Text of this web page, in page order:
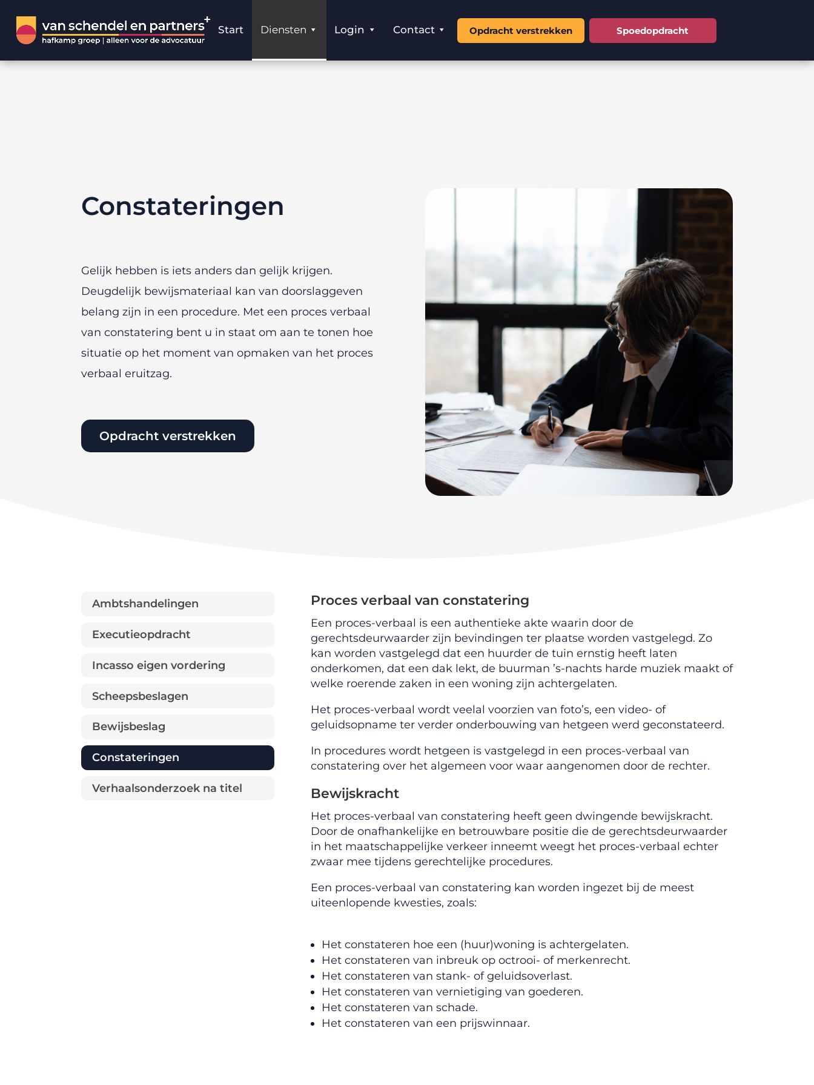
Start Diensten Login Contact Opdracht verstrekken Spoedopdracht
Constateringen
Gelijk hebben is iets anders dan gelijk krijgen.
Deugdelijk bewijsmateriaal kan van doorslaggeven
belang zijn in een procedure. Met een proces verbaal
van constatering bent u in staat om aan te tonen hoe
situatie op het moment van opmaken van het proces
verbaal eruitzag.
Opdracht verstrekken
Ambtshandelingen
Executieopdracht
Incasso eigen vordering
Scheepsbeslagen
Bewijsbeslag
Constateringen
Verhaalsonderzoek na titel
Proces verbaal van constatering
Een proces-verbaal is een authentieke akte waarin door de
gerechtsdeurwaarder zijn bevindingen ter plaatse worden vastgelegd. Zo
kan worden vastgelegd dat een huurder de tuin ernstig heeft laten
onderkomen, dat een dak lekt, de buurman ’s-nachts harde muziek maakt of
welke roerende zaken in een woning zijn achtergelaten.
Het proces-verbaal wordt veelal voorzien van foto’s, een video- of
geluidsopname ter verder onderbouwing van hetgeen werd geconstateerd.
In procedures wordt hetgeen is vastgelegd in een proces-verbaal van
constatering over het algemeen voor waar aangenomen door de rechter.
Bewijskracht
Het proces-verbaal van constatering heeft geen dwingende bewijskracht.
Door de onafhankelijke en betrouwbare positie die de gerechtsdeurwaarder
in het maatschappelijke verkeer inneemt weegt het proces-verbaal echter
zwaar mee tijdens gerechtelijke procedures.
Een proces-verbaal van constatering kan worden ingezet bij de meest
uiteenlopende kwesties, zoals:
Het constateren hoe een (huur)woning is achtergelaten.
Het constateren van inbreuk op octrooi- of merkenrecht.
Het constateren van stank- of geluidsoverlast.
Het constateren van vernietiging van goederen.
Het constateren van schade.
Het constateren van een prijswinnaar.